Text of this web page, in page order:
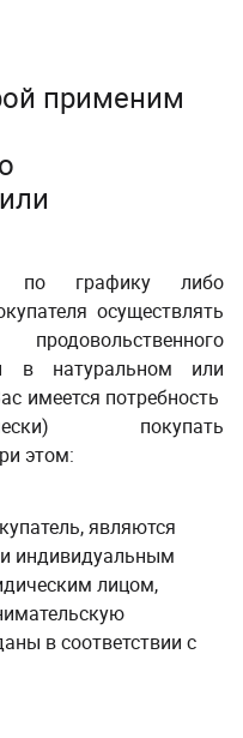
применим
по графику либо
осуществлять
в натуральном или
имеется потребность
покупать
этом:
являются
индивидуальным
лицом,
в соответствии с